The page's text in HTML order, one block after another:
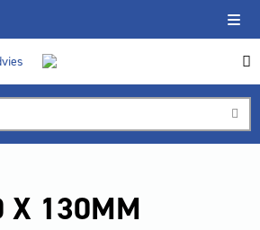
X 130MM